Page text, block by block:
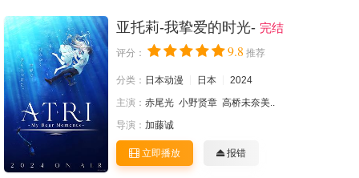
亚托莉-我挚爱的时光- 完结
评分： 9.8 推荐
分类： 日本动漫 日本
2024
主演： 赤尾光 小野贤章 高桥未奈美..
导演： 加藤诚
立即播放 报错